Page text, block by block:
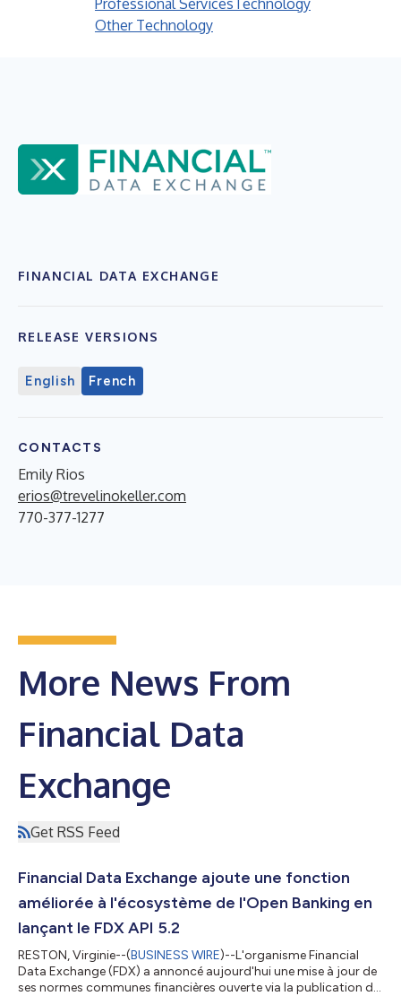
Professional Services Technology
Other Technology
FINANCIAL DATA EXCHANGE
RELEASE VERSIONS
English French
CONTACTS
Emily Rios
erios@trevelinokeller.com
770-377-1277
More News From
Financial Data
Exchange
Get RSS Feed
Financial Data Exchange ajoute une fonction
améliorée à l'écosystème de l'Open Banking en
lançant le FDX API 5.2
RESTON, Virginie--(BUSINESS WIRE)--L'organisme Financial
Data Exchange (FDX) a annoncé aujourd'hui une mise à jour de
ses normes communes financières ouverte via la publication de